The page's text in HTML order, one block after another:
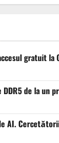
gratuit la
DDR5 de la un
AI.